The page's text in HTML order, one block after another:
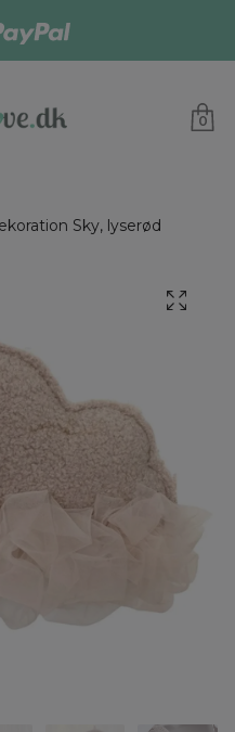
0
Sky, lyserød